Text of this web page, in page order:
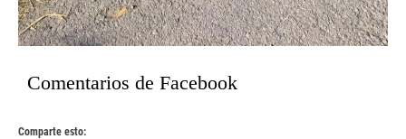
Comentarios de Facebook
Comparte esto: